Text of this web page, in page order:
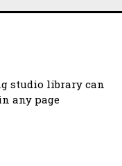
studio library can
any page